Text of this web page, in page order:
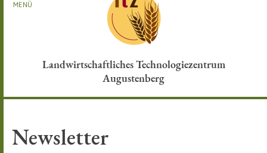
Landwirtschaftliches Technologiezentrum
Augustenberg
MENÜ
Newsletter